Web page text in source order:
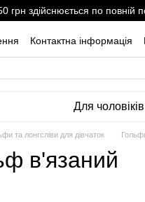
грн здійснюється по повній
Контактна інформація
Для чоловіків
та лонгсліви для дівчаток
в'язаний